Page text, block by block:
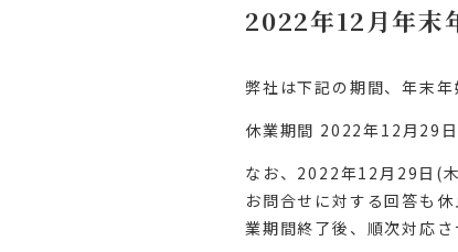
2022年12月年末
弊社は下記の期間、年末年
休業期間 2022年12月29
なお、2022年12月29日(
お問合せに対する回答も
業期間終了後、順次対応さ